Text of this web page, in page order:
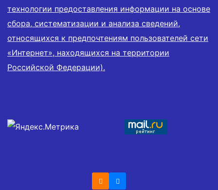
технологии предоставления информации на основе
сбора, систематизации и анализа сведений,
относящихся к предпочтениям пользователей сети
«Интернет», находящихся на территории
Российской Федерации).